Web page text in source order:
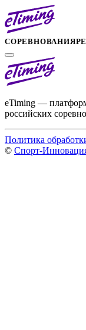
СОРЕВНОВАНИЯ
eTiming —
российских
Политика
© Спорт-